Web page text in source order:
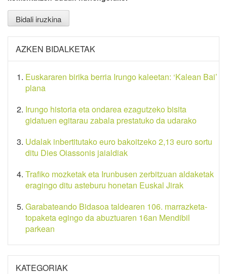
AZKEN BIDALKETAK
Euskararen birika berria Irungo kaleetan: ‘Kalean Bai’
plana
Irungo historia eta ondarea ezagutzeko bisita
gidatuen egitarau zabala prestatuko da udarako
Udalak inbertitutako euro bakoitzeko 2,13 euro sortu
ditu Dies Oiassonis jaialdiak
Trafiko mozketak eta Irunbusen zerbitzuan aldaketak
eragingo ditu asteburu honetan Euskal Jirak
Garabateando Bidasoa taldearen 106. marrazketa-
topaketa egingo da abuztuaren 16an Mendibil
parkean
KATEGORIAK